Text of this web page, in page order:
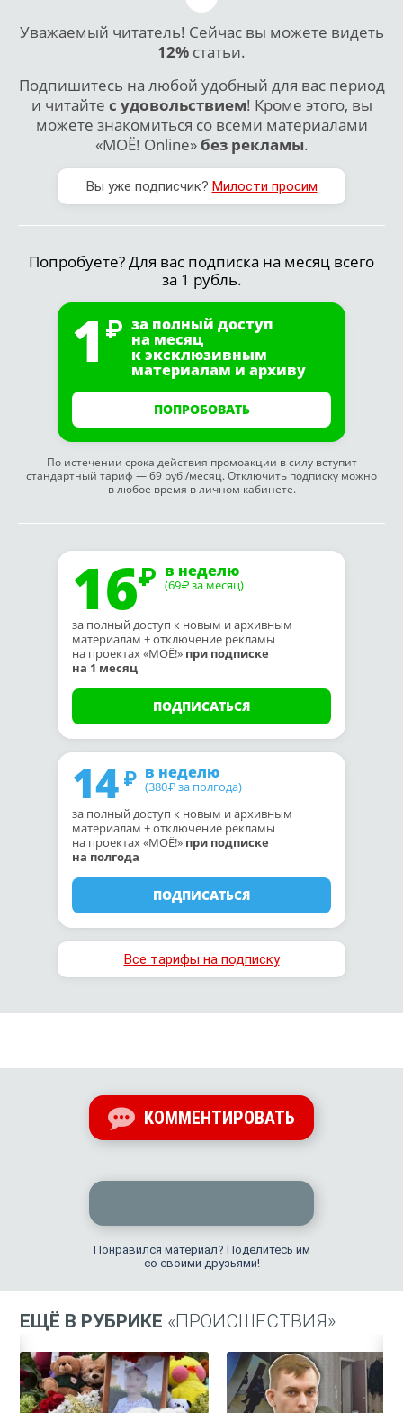
Уважаемый читатель! Сейчас вы можете видеть
12% статьи.
Подпишитесь на любой удобный для вас период
и читайте с удовольствием! Кроме этого, вы
можете знакомиться со всеми материалами
«МОЁ! Online»без рекламы.
Вы уже подписчик? Милости просим
Попробуете? Для вас подписка на месяц всего
за 1 рубль.
1 за полный доступ
на месяц
к эксклюзивным
материалам и архиву
ПОПРОБОВАТЬ
По истечении срока действия промоакции в силу вступит
стандартный тариф — 69 руб./месяц. Отключить подписку можно
в любое время в личном кабинете.
16 в неделю
(69₽ за месяц)
за полный доступ к новым и архивным
материалам + отключение рекламы
на проектах «МОЁ!» при подписке
на 1 месяц
ПОДПИСАТЬСЯ
14 в неделю
(380₽ за полгода)
за полный доступ к новым и архивным
материалам + отключение рекламы
на проектах «МОЁ!» при подписке
на полгода
ПОДПИСАТЬСЯ
Все тарифы на подписку
КОММЕНТИРОВАТЬ
Понравился материал? Поделитесь им
со своими друзьями!
ЕЩЁ В РУБРИКЕ «ПРОИСШЕСТВИЯ»